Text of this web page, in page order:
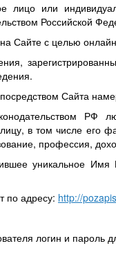
или
Российской
Сайте с целью
Сайта
РФ
в том числе его
профессия,
уникальное
по адресу: http://
логин и пароль